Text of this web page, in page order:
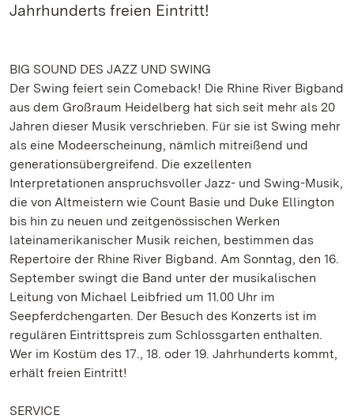
Jahrhunderts freien Eintritt!
BIG SOUND DES JAZZ UND SWING
Der Swing feiert sein Comeback! Die Rhine River Bigband
aus dem Großraum Heidelberg hat sich seit mehr als 20
Jahren dieser Musik verschrieben. Für sie ist Swing mehr
als eine Modeerscheinung, nämlich mitreißend und
generationsübergreifend. Die exzellenten
Interpretationen anspruchsvoller Jazz- und Swing-Musik,
die von Altmeistern wie Count Basie und Duke Ellington
bis hin zu neuen und zeitgenössischen Werken
lateinamerikanischer Musik reichen, bestimmen das
Repertoire der Rhine River Bigband. Am Sonntag, den 16.
September swingt die Band unter der musikalischen
Leitung von Michael Leibfried um 11.00 Uhr im
Seepferdchengarten. Der Besuch des Konzerts ist im
regulären Eintrittspreis zum Schlossgarten enthalten.
Wer im Kostüm des 17., 18. oder 19. Jahrhunderts kommt,
erhält freien Eintritt!
SERVICE